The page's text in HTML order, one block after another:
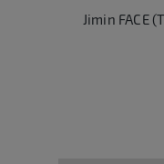
Jimin FACE